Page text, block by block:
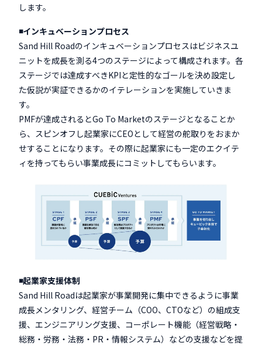
します。
◾️インキュベーションプロセス
Sand Hill Roadのインキュベーションプロセスはビジネスユ
ニットを成長を測る4つのステージによって構成されます。各
ステージでは達成すべきKPIと定性的なゴールを決め設定し
た仮説が実証できるかのイテレーションを実施していきま
す。
PMFが達成されるとGo To Marketのステージとなることか
ら、スピンオフし起業家にCEOとして経営の舵取りをおまか
せすることになります。その際に起業家にも一定のエクイテ
ィを持ってもらい事業成長にコミットしてもらいます。
◾️起業家支援体制
Sand Hill Roadは起業家が事業開発に集中できるように事業
成長メンタリング、経営チーム（COO、CTOなど）の組成支
援、エンジニアリング支援、コーポレート機能（経営戦略・
総務・労務・法務・PR・情報システム）などの支援などを提